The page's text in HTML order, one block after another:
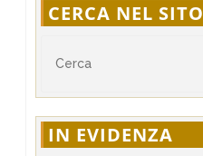
CERCA NEL SITO
IN EVIDENZA